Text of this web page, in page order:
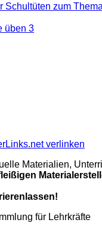
Schultüten zum
üben 3
verlinken
Materialien,
für Lehrkräfte